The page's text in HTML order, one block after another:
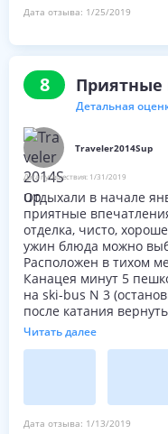
Единственное, что
Отдельный привет
чемпион!!!
Дата отзыва: 1/25/2019
8 Приятные
Детальная
Traveler2014Sup
Дата путешествия: 1/31/2019
Отдыхали в начале
приятные
отделка, чисто,
ужин блюда можно
Расположен в тихом
Канацея минут 5
на ski-bus N 3
после катания
том числе на N 1, 2 и
улице Канацея в
есть сауна и хамам,
Недалеко расположен
Читать далее
Дата отзыва: 1/13/2019